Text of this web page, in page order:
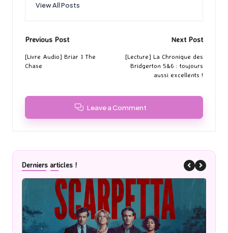
View All Posts
Post
navigation
Previous Post
[Livre Audio] Briar 1 The
Chase
Next Post
[Lecture] La Chronique des
Bridgerton 5&6 : toujours
aussi excellents !
Leave a Comment
Derniers articles !